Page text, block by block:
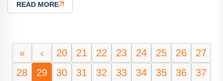
READ MORE
« ‹ 20 21 22 23 24 25 26
27
28
29 30 31 32 33 34 35 36
37